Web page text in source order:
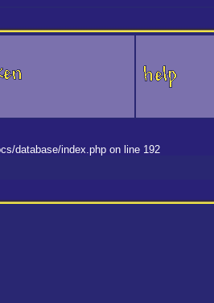
database/index.php on line 192